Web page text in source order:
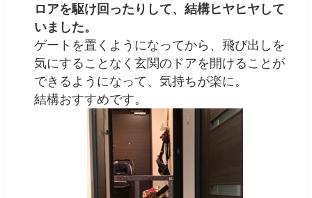
ロアを駆け回ったりして、結構ヒヤヒヤして
いました。
ゲートを置くようになってから、飛び出しを
気にすることなく玄関のドアを開けることが
できるようになって、気持ちが楽に。
結構おすすめです。